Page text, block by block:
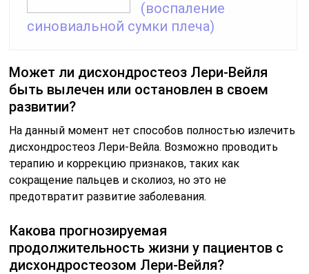
(воспаление
синовиальной сумки плеча)
Может ли дисхондростеоз Лери-Вейля
быть вылечен или остановлен в своем
развитии?
На данный момент нет способов полностью излечить
дисхондростеоз Лери-Вейла. Возможно проводить
терапию и коррекцию признаков, таких как
сокращение пальцев и сколиоз, но это не
предотвратит развитие заболевания.
Какова прогнозируемая
продолжительность жизни у пациентов с
дисхондростеозом Лери-Вейля?